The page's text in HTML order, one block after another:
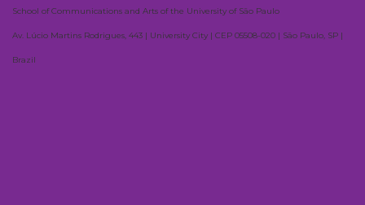
School of Communications and Arts of the University of São Paulo
Av. Lúcio Martins Rodrigues, 443 | University City | CEP 05508-020 | São Paulo, SP |
Brazil